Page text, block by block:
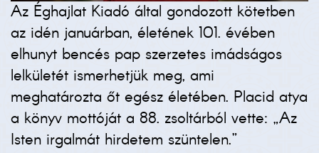
Az Éghajlat Kiadó által gondozott kötetben
az idén januárban, életének 101. évében
elhunyt bencés pap szerzetes imádságos
lelkületét ismerhetjük meg, ami
meghatározta őt egész életében. Placid atya
a könyv mottóját a 88. zsoltárból vette: „Az
Isten irgalmát hirdetem szüntelen.”